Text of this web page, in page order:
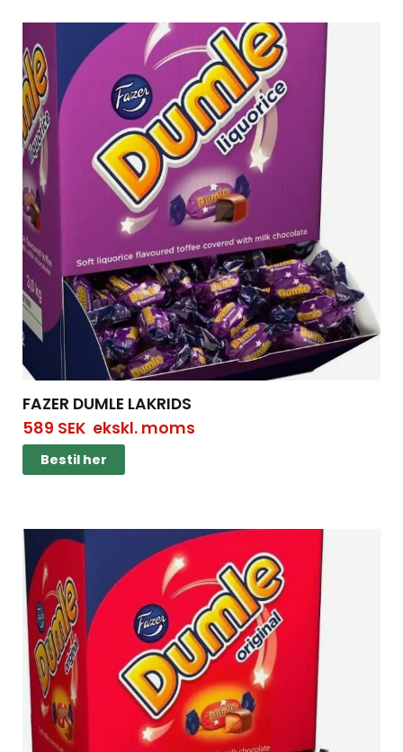
FAZER DUMLE LAKRIDS
589 SEKekskl. moms
Bestil her